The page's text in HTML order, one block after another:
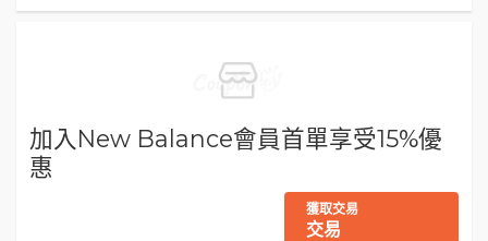
加入New Balance會員首單享受15%優
惠
獲取交易
交易